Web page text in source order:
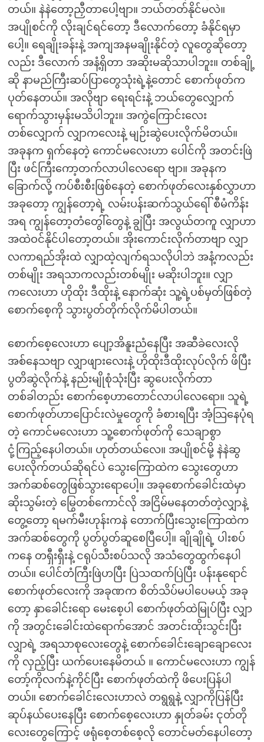
တယ်။ နဲနဲတော့ညှီတာပေါ့ဗျာ။ ဘယ်တတ်နိုင်မလဲ။
အပျိုစင်ကို လိုးချင်ရင်တော့ ဒီလောက်တော့ ခံနိုင်ရမှာ
ပေါ့။ ရေချိုးခန်းနဲ့ အကျအနမချိုးနိုင်တဲ့ လူတွေဆိုတော့
လည်း ဒီလောက် အနံ့ရှိတာ အဆိုးမဆိုသာပါဘူး။ တစ်ချို့
ဆို နာမည်ကြီးဆပ်ပြာတွေသုံးရဲ့နဲ့တောင် စောက်ဖုတ်က
ပုတ်နေတယ်။ အလိုဗျာ ရေးရင်းနဲ့ ဘယ်တွေလျှောက်
ရောက်သွားမှန်းမသိပါဘူး။ အကွဲကြောင်းလေး
တစ်လျှောက် လျှာကလေးနဲ့ မျဉ်းဆွဲပေးလိုက်မိတယ်။
အခုနက ရှက်နေတဲ့ ကောင်မလေးဟာ ပေါင်ကို အတင်းဖြဲ
ပြီး ဖင်ကြီးကော့တက်လာပါလေရော ဗျာ။ အခုနက
ခြောက်လို့ ကပ်စီးစီးဖြစ်နေတဲ့ စောက်ဖုတ်လေးနှစ်လွှာဟာ
အခုတော့ ကျွန်တော့ရဲ့ လမ်းပန်းဆက်သွယ်ရေါ် စီမံကိန်း
အရ ကျွန်တော့တံတွေါ်တွေနဲ့ ချွဲပြီး အလွယ်တကူ လျှာဟာ
အထဲဝင်နိုင်ပါတော့တယ်။ အိုးကောင်းလိုက်တာဗျာ လျှာ
လကာရည်အိုးထဲ လျှာထဲ့လျက်ရသလိုပါဘဲ အနံ့ကလည်း
တစ်မျိုး အရသာကလည်းတစ်မျိုး မဆိုးပါဘူး။ လျှာ
ကလေးဟာ ဟိုထိုး ဒီထိုးနဲ့ နောက်ဆုံး သူ့ရဲ့ပစ်မှတ်ဖြစ်တဲ့
စောက်စေ့ကို သွားပွတ်တိုက်လိုက်မိပါတယ်။
စောက်စေ့လေးဟာ ပျော့အိနူးညံနေပြီး အဆီခဲလေးလို
အစ်နေသဗျာ လျှာဖျားလေးနဲ့ ဟိုထိုးဒီထိုးလုပ်လိုက် ဖိပြီး
ပွတိဆွဲလိုက်နဲ့ နည်းမျိုစုံသုံးပြီး ဆွပေးလိုက်တာ
တစ်ခါတည်း စောက်စေ့ဟာတောင်လာပါလေရော။ သူရဲ့
စောက်ဖုတ်ဟာပြောင်းလဲမှုတွေကို ခံစားရပြီး အံ့သြနေပုံရ
တဲ့ ကောင်မလေးဟာ သူ့စောက်ဖုတ်ကို သေချာစွာ
ငုံ့ကြည့်နေပါတယ်။ ဟုတ်တယ်လေ။ အပျိုစင်မို့ နဲနဲဆွ
ပေးလိုက်တယ်ဆိုရင်ပဲ သွေးကြောထဲက သွေးတွေဟာ
အက်ဆစ်တွေဖြစ်သွားရောပေါ့။ အခုစောက်ခေါင်းထဲမှာ
ဆိုးသွမ်းတဲ့ မြွေတစ်ကောင်လို အငြိမ်မနေတတ်တဲ့လျှာနဲ့
တွေ့တော့ ရမက်မီးဟုန်းကနဲ တောက်ပြီးသွေးကြောထဲက
အက်ဆစ်တွေကို ပွတ်ပွတ်ဆူစေပြီပေါ့။ ချိုချိုရဲ့ ပါးစပ်
ကနေ တရှီးရှီးနဲ့ ငရုပ်သီးစပ်သလို အသံတွေထွက်နေပါ
တယ်။ ပေါင်တံကြီးဖြဲဟပြီး ပြဲသထက်ပြဲပြီး ပန်းနုရောင်
စောက်ဖုတ်လေးကို အခုဏက စိတ်သိပ်မပါပေမယ့် အခု
တော့ နှာခေါင်းရော မေးစေ့ပါ စောက်ဖုတ်ထဲမြုပ်ပြီး လျှာ
ကို အတွင်းခေါင်းထဲရောက်အောင် အတင်းထိုးသွင်းပြီး
လျှာရဲ့ အရသာစုလေးတွေနဲ့ စောက်ခေါင်းချောချောလေး
ကို လှည့်ပြီး ယက်ပေးနေမိတယ် ။ ကောင်မလေးဟာ ကျွန်
တော့်ကိုလက်နဲ့ကိုင်ပြီး စောက်ဖုတ်ထဲကို ဖိပေးပြန်ပါ
တယ်။ စောက်ခေါင်းလေးဟာလဲ တရွရွနဲ့ လျှာကိုပြန်ပြီး
ဆုပ်နယ်ပေးနေပြီး စောက်စေ့လေးဟာ နှုတ်ခမ်း ငုတ်တို
လေးတွေကြောင့် ဖရုံစေ့တစ်စေ့လို တောင်မတ်နေပါတော့